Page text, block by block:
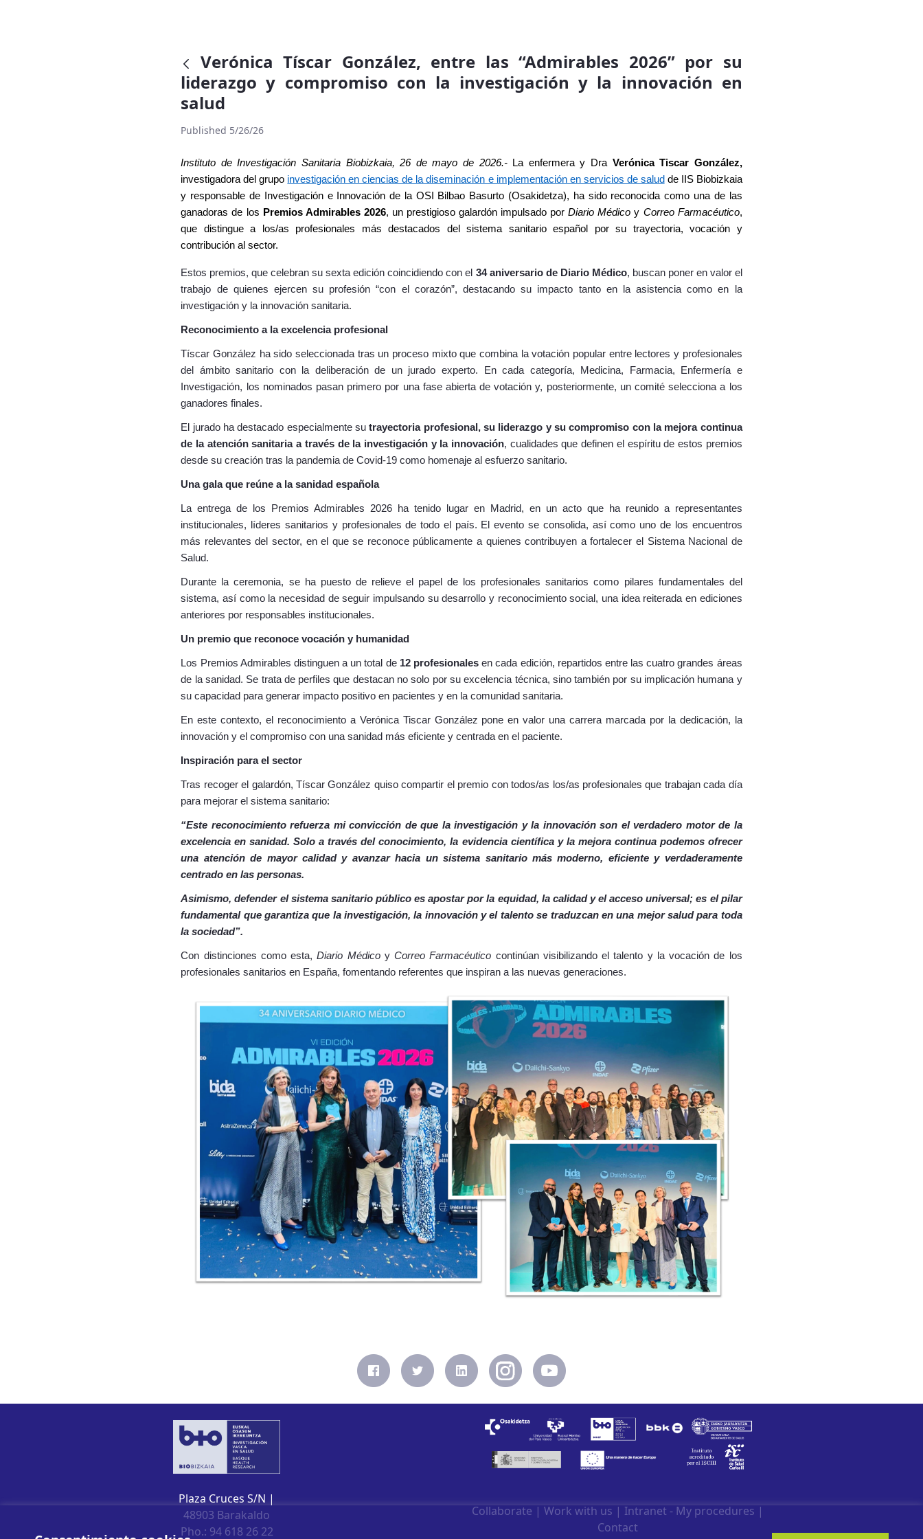
Verónica Tíscar González, entre las “Admirables 2026” por su
liderazgo y compromiso con la investigación y la innovación en
salud
Published 5/26/26
Instituto de Investigación Sanitaria Biobizkaia, 26 de mayo de 2026.- La enfermera y Dra Verónica Tiscar González,
investigadora del grupo investigación en ciencias de la diseminación e implementación en servicios de salud de IIS Biobizkaia
y responsable de Investigación e Innovación de la OSI Bilbao Basurto (Osakidetza), ha sido reconocida como una de las
ganadoras de los Premios Admirables 2026, un prestigioso galardón impulsado porDiario Médico y Correo Farmacéutico,
que distingue a los/as profesionales más destacados del sistema sanitario español por su trayectoria, vocación y
contribución al sector.
Estos premios, que celebran su sexta edición coincidiendo con el 34 aniversario de Diario Médico, buscan poner en valor el
trabajo de quienes ejercen su profesión “con el corazón”, destacando su impacto tanto en la asistencia como en la
investigación y la innovación sanitaria.
Reconocimiento a la excelencia profesional
Tíscar González ha sido seleccionada tras un proceso mixto que combina la votación popular entre lectores y profesionales
del ámbito sanitario con la deliberación de un jurado experto. En cada categoría, Medicina, Farmacia, Enfermería e
Investigación, los nominados pasan primero por una fase abierta de votación y, posteriormente, un comité selecciona a los
ganadores finales.
El jurado ha destacado especialmente sutrayectoria profesional, su liderazgo y su compromiso con la mejora continua
de la atención sanitaria a través de la investigación y la innovación, cualidades que definen el espíritu de estos premios
desde su creación tras la pandemia de Covid-19 como homenaje al esfuerzo sanitario.
Una gala que reúne a la sanidad española
La entrega de los Premios Admirables 2026 ha tenido lugar en Madrid, en un acto que ha reunido a representantes
institucionales, líderes sanitarios y profesionales de todo el país. El evento se consolida, así como uno de los encuentros
más relevantes del sector, en el que se reconoce públicamente a quienes contribuyen a fortalecer el Sistema Nacional de
Salud.
Durante la ceremonia, se ha puesto de relieve el papel de los profesionales sanitarios como pilares fundamentales del
sistema, así como la necesidad de seguir impulsando su desarrollo y reconocimiento social, una idea reiterada en ediciones
anteriores por responsables institucionales.
Un premio que reconoce vocación y humanidad
Los Premios Admirables distinguen a un total de 12 profesionales en cada edición, repartidos entre las cuatro grandes áreas
de la sanidad. Se trata de perfiles que destacan no solo por su excelencia técnica, sino también por su implicación humana y
su capacidad para generar impacto positivo en pacientes y en la comunidad sanitaria.
En este contexto, el reconocimiento a Verónica Tiscar González pone en valor una carrera marcada por la dedicación, la
innovación y el compromiso con una sanidad más eficiente y centrada en el paciente.
Inspiración para el sector
Tras recoger el galardón, Tíscar González quiso compartir el premio con todos/as los/as profesionales que trabajan cada día
para mejorar el sistema sanitario:
“Este reconocimiento refuerza mi convicción de que la investigación y la innovación son el verdadero motor de la
excelencia en sanidad. Solo a través del conocimiento, la evidencia científica y la mejora continua podemos ofrecer
una atención de mayor calidad y avanzar hacia un sistema sanitario más moderno, eficiente y verdaderamente
centrado en las personas.
Asimismo, defender el sistema sanitario público es apostar por la equidad, la calidad y el acceso universal; es el pilar
fundamental que garantiza que la investigación, la innovación y el talento se traduzcan en una mejor salud para toda
la sociedad”.
Con distinciones como esta,Diario MédicoyCorreo Farmacéutico continúan visibilizando el talento y la vocación de los
profesionales sanitarios en España, fomentando referentes que inspiran a las nuevas generaciones.
Plaza Cruces S/N |
48903 Barakaldo
Pho.: 94 618 26 22
Collaborate |Work with us | Intranet - My procedures |
Contact